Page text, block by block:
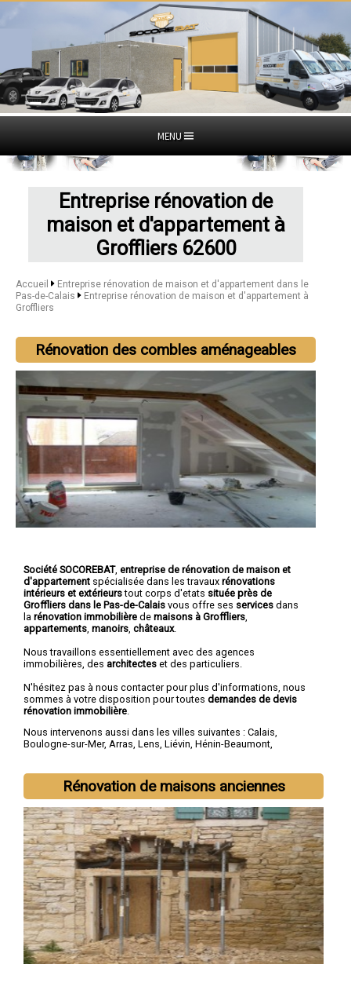
MENU
Entreprise rénovation de
maison et d'appartement à
Groffliers 62600
Accueil
Entreprise rénovation de maison et d'appartement dans le
Pas-de-Calais
Entreprise rénovation de maison et d'appartement à
Groffliers
Rénovation des combles aménageables
Société SOCOREBAT, entreprise de rénovation de maison et
d'appartement spécialisée dans les travaux rénovations
intérieurs et extérieurstout corps d'etats située près de
Groffliers dans le Pas-de-Calais vous offre ses services dans
la rénovation immobilière de maisons à Groffliers
appartements manoirs châteaux.
Nous travaillons essentiellement avec des agences
immobilières, des architectes et des particuliers.
N'hésitez pas à nous contacter pour plus d'informations, nous
sommes à votre disposition pour toutes demandes de devis
rénovation immobilière
Nous intervenons aussi dans les villes suivantes : Calais,
Boulogne-sur-Mer, Arras, Lens, Liévin, Hénin-Beaumont,
Rénovation de maisons anciennes